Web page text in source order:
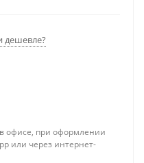
дешевле?
офисе, при оформлении
или через интернет-